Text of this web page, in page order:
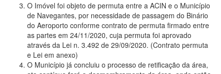
O Imóvel foi objeto de permuta entre a ACIN e o Município
de Navegantes, por necessidade de passagem do Binário
do Aeroporto conforme contrato de permuta firmado entre
as partes em 24/11/2020, cuja permuta foi aprovado
através da Lei n. 3.492 de 29/09/2020. (Contrato permuta
e Lei em anexo)
O Município já concluiu o processo de retificação da área,